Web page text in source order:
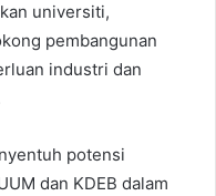
universiti,
pembangunan
industri dan
potensi
dan KDEB dalam